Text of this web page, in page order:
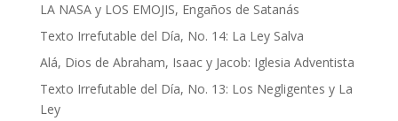
LA NASA y LOS EMOJIS, Engaños de Satanás
Texto Irrefutable del Día, No. 14: La Ley Salva
Alá, Dios de Abraham, Isaac y Jacob: Iglesia Adventista
Texto Irrefutable del Día, No. 13: Los Negligentes y La
Ley